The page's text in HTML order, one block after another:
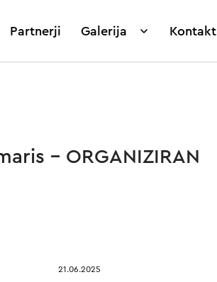
Partnerji Galerija Kontakt
– ORGANIZIRAN
21.06.2025